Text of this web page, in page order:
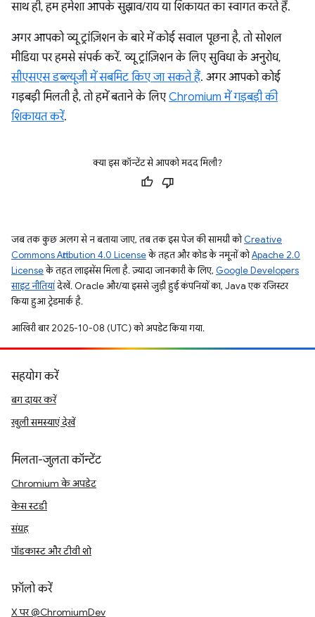
साथ ही, हम हमेशा आपके सुझाव/राय या शिकायत का स्वागत करते हैं.
अगर आपको व्यू ट्रांज़िशन के बारे में कोई सवाल पूछना है, तो सोशल
मीडिया पर हमसे संपर्क करें. व्यू ट्रांज़िशन के लिए सुविधा के अनुरोध,
सीएसएस डब्ल्यूजी में सबमिट किए जा सकते हैं. अगर आपको कोई
गड़बड़ी मिलती है, तो हमें बताने के लिएChromium में गड़बड़ी की
शिकायत करें.
क्या इस कॉन्टेंट से आपको मदद मिली?
जब तक कुछ अलग से न बताया जाए, तब तक इस पेज की सामग्री कोCreative
Commons Attribution 4.0 Licenseके तहत और कोड के नमूनों कोApache 2.0
Licenseके तहत लाइसेंस मिला है. ज़्यादा जानकारी के लिए, Google Developers
साइट नीतियांदेखें. Oracle और/या इससे जुड़ी हुई कंपनियों का, Java एक रजिस्टर
किया हुआ ट्रेडमार्क है.
आखिरी बार 2025-10-08 (UTC) को अपडेट किया गया.
सहयोग करें
बग दायर करें
खुली समस्याएं देखें
मिलता-जुलता कॉन्टेंट
Chromium के अपडेट
केस स्टडी
संग्रह
पॉडकास्ट और टीवी शो
फ़ॉलो करें
X पर @ChromiumDev